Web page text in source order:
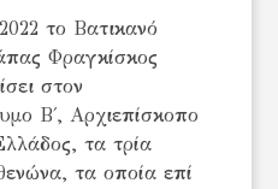
το Βατικανό
Φραγκίσκος
στον
Β΄, Αρχιεπίσκοπο
τα τρία
τα οποία επί